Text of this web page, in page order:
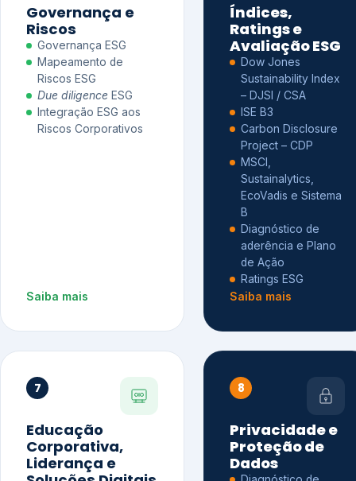
Governança e
Riscos
Governança ESG
Mapeamento de
Riscos ESG
Due diligence ESG
Integração ESG aos
Riscos Corporativos
Saiba mais
Índices,
Ratings e
Avaliação ESG
Dow Jones
Sustainability Index
– DJSI / CSA
ISE B3
Carbon Disclosure
Project – CDP
MSCI,
Sustainalytics,
EcoVadis e Sistema
B
Diagnóstico de
aderência e Plano
de Ação
Ratings ESG
Saiba mais
7
Educação
Corporativa,
Liderança e
8
Privacidade e
Proteção de
Dados